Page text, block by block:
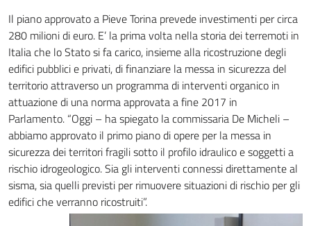
Il piano approvato a Pieve Torina prevede investimenti per circa
280 milioni di euro. E’ la prima volta nella storia dei terremoti in
Italia che lo Stato si fa carico, insieme alla ricostruzione degli
edifici pubblici e privati, di finanziare la messa in sicurezza del
territorio attraverso un programma di interventi organico in
attuazione di una norma approvata a fine 2017 in
Parlamento. “Oggi – ha spiegato la commissaria De Micheli –
abbiamo approvato il primo piano di opere per la messa in
sicurezza dei territori fragili sotto il profilo idraulico e soggetti a
rischio idrogeologico. Sia gli interventi connessi direttamente al
sisma, sia quelli previsti per rimuovere situazioni di rischio per gli
edifici che verranno ricostruiti”.